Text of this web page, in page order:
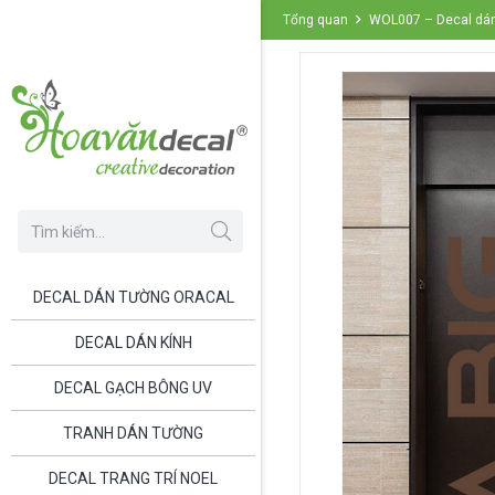
DECAL DÁN TƯỜNG ORACAL
DECAL DÁN KÍNH
DECAL GẠCH BÔNG UV
TRANH DÁN TƯỜNG
DECAL TRANG TRÍ NOEL
Tổng quan WOL007 – Decal